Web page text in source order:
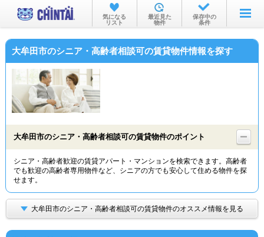
お部屋を探す
沿線・駅から
物件特集から
TOP
気になる
リスト
最近見た
物件
保存中の
条件
大牟田市のシニア・高齢者相談可の賃貸物件情報を探す
大牟田市のシニア・高齢者相談可の賃貸物件のポイント
シニア・高齢者歓迎の賃貸アパート・マンションを検索できます。高齢者
でも歓迎の高齢者専用物件など、シニアの方でも安心して住める物件を探
せます。
大牟田市のシニア・高齢者相談可の賃貸物件のオススメ情報を見る